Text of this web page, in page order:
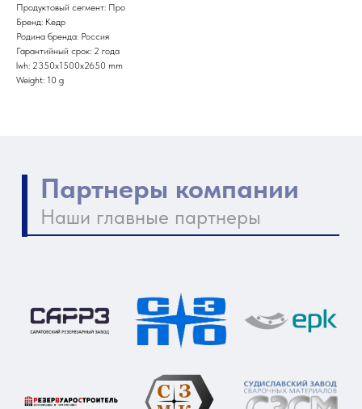
Продуктовый сегмент: Про
Бренд: Кедр
Родина бренда: Россия
Гарантийный срок: 2 года
lwh: 2350x1500x2650 mm
Weight: 10 g
Контакты компании